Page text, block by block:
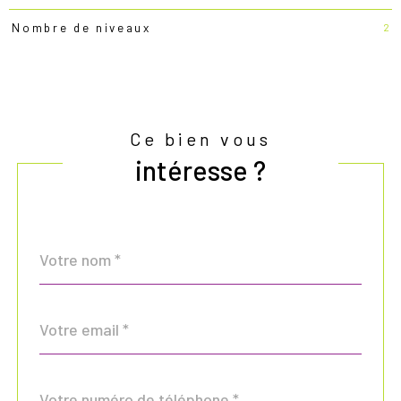
Nombre de niveaux 2
Ce bien vous
intéresse ?
par
*
*